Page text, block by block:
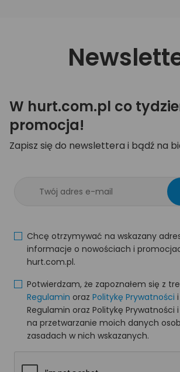
W hurt.com.pl co
promocja!
Zapisz się do newslettera i bądź na
Chcę otrzymywać na wskazany
informacje o nowościach i
hurt.com.pl.
Potwierdzam, że zapoznałem się z
Regulamin oraz Politykę Prywatności
Regulamin oraz Politykę Prywatności
na przetwarzanie moich danych
zasadach w nich wskazanych.